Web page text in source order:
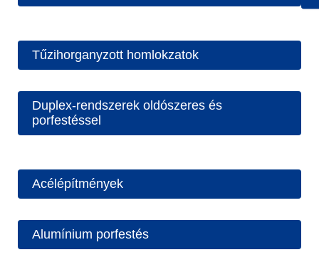
Tűzihorganyzott homlokzatok
Duplex-rendszerek oldószeres és
porfestéssel
Acélépítmények
Alumínium porfestés